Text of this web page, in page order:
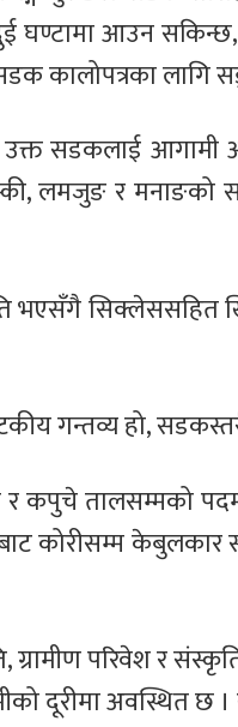
घण्टामा आउन
कालोपत्रका
उक्त सडकलाई
लमजुङ र मनाङको
भएसँगै सिक्लेससहित
गन्तव्य हो,
कपुचे तालसम्मको
कोरीसम्म केबुलकार
परिवेश र
दूरीमा अवस्थित छ